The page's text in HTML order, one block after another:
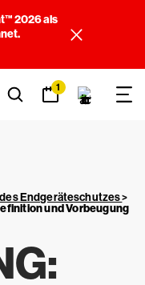
2026 als
1
Endgeräteschutzes>
und Vorbeugung